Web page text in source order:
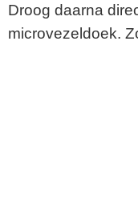
Droog daarna
microvezeldoek.